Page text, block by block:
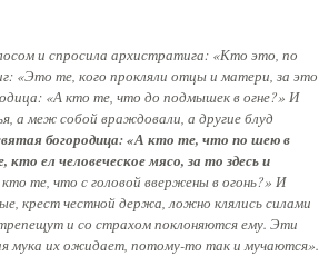
и спросила архистратига: «Кто это, по
«Это те, кого прокляли отцы и матери, за это
«А кто те, что до подмышек в огне?» И
а меж собой враждовали, а другие блуд
богородица: «А кто те, что по шею в
ел человеческое мясо, за то здесь и
те, что с головой ввержены в огонь?» И
крест честной держа, ложно клялись силами
и со страхом поклоняются ему. Эти
мука их ожидает, потому-то так и мучаются».